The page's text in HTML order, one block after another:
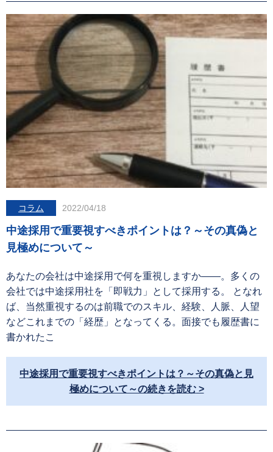
コラム 2022/04/18
中途採用で重要視すべきポイントは？～その真偽と
見極めについて～
あなたの会社は中途採用で何を重視しますか――。多くの
会社では中途採用社を「即戦力」として採用する。 となれ
ば、当然重視するのは前職でのスキル、経験、人脈、人望
などこれまでの「経歴」となってくる。面接でも履歴書に
書かれたこ
中途採用で重要視すべきポイントは？～その真偽と見
極めについて～の続きを読む